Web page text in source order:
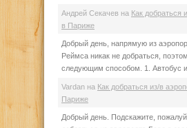
Андрей Секачев на Как добраться
в Париже
Добрый день, напрямую из
Реймса никак не добраться,
следующим способом. 1. Автобус
Vardan на Как добраться из/в
Париже
Добрый день. Подскажите,